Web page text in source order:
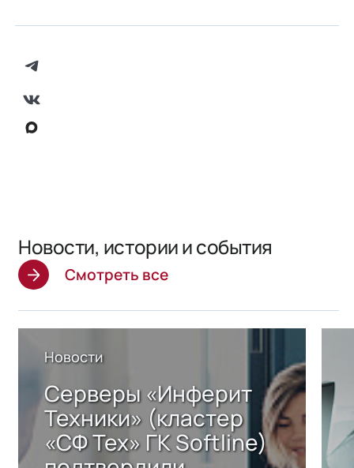
Новости, истории и события
Смотреть все
Новости
Серверы «Инферит
Техники» (кластер
«СФ Тех» ГК Softline)